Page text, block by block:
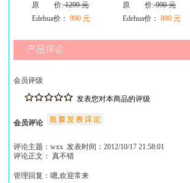
原 价:1299 元
Edehua价： 990 元
原 价:990 元
Edehua价： 890 元
会员评级
发表您对本商品的评级
会员评论
评论主题：wxx 发表时间：2012/10/17 21:58:01
评论正文： 真不错
管理回复：嗯,欢迎常来